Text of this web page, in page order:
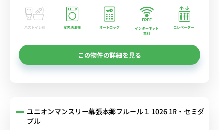
バストイレ別 室内洗濯機 オートロック
インターネット
無料
エレベーター
この物件の詳細を見る
ユニオンマンスリー幕張本郷フルール１ 1026 1R・セミダ
ブル